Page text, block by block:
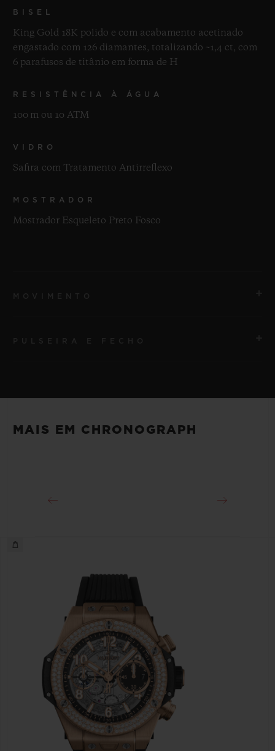
BISEL
King Gold 18K polido e com acabamento acetinado
engastado com 126 diamantes, totalizando ~1,4 ct, com
6 parafusos de titânio em forma de H
RESISTÊNCIA À ÁGUA
100 m ou 10 ATM
VIDRO
Safira com Tratamento Antirreflexo
MOSTRADOR
Mostrador Esqueleto Preto Fosco
RESERVA DE MARCHA
PULSEIRA
MAIS EM CHRONOGRAPH